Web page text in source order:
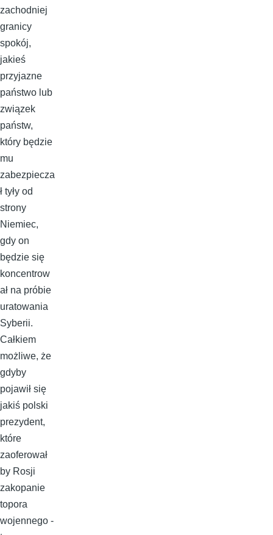
zachodniej
granicy
spokój,
jakieś
przyjazne
państwo lub
związek
państw,
który będzie
mu
zabezpiecza
ł tyły od
strony
Niemiec,
gdy on
będzie się
koncentrow
ał na próbie
uratowania
Syberii.
Całkiem
możliwe, że
gdyby
pojawił się
jakiś polski
prezydent,
które
zaoferował
by Rosji
zakopanie
topora
wojennego -